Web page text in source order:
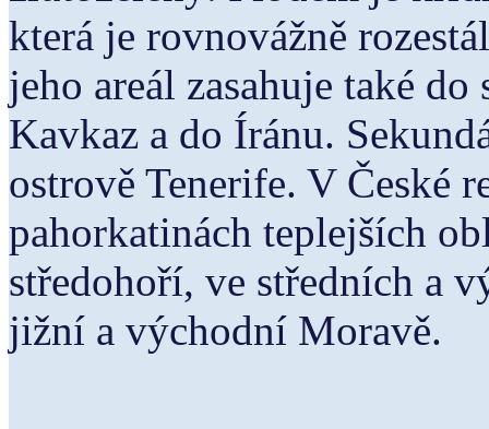
která je rovnovážně
jeho areál zasahuje také
Kavkaz a do Íránu.
ostrově Tenerife. V České
pahorkatinách teplejších
středohoří, ve středních a
jižní a východní Moravě.